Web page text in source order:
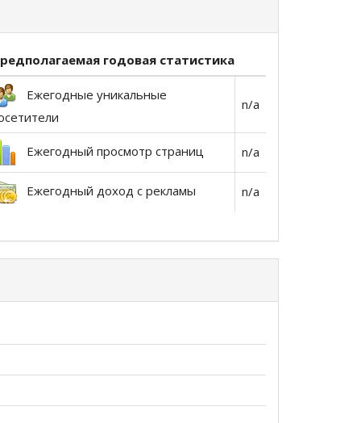
годовая статистика
Ежегодные уникальные
n/a
Ежегодный просмотр страниц n/a
Ежегодный доход с рекламы n/a